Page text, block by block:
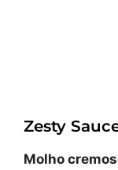
Zesty
Molho